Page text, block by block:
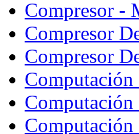
Compresor -
Compresor
Compresor
Computación